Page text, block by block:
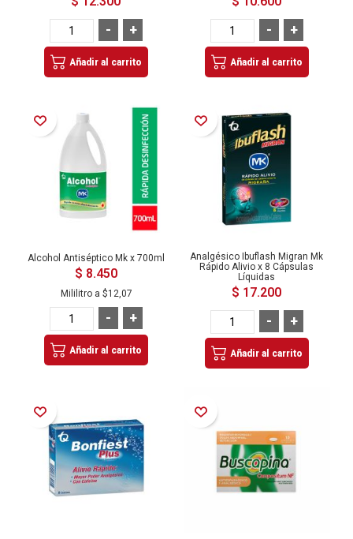
+
-
Añadir al carrito
+
-
Añadir al carrito
Añadir a la Lista de Deseos
Alcohol Antiséptico Mk x 700ml
$ 8.450
Mililitro a $12,07
+
-
Añadir al carrito
Añadir a la Lista de Deseos
Analgésico Ibuflash Migran Mk
Rápido Alivio x 8 Cápsulas
Líquidas
$ 17.200
+
-
Añadir al carrito
Añadir a la Lista de Deseos Añadir a la Lista de Deseos